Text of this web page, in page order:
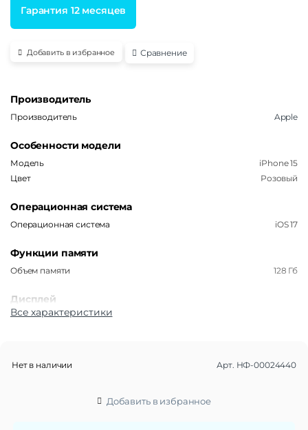
Гарантия 12 месяцев
Добавить в избранное Сравнение
Производитель
Производитель Apple
Особенности модели
Модель
iPhone 15
Цвет
Розовый
Операционная система
Операционная система iOS 17
Функции памяти
Объем памяти 128 Гб
Дисплей
Дисплей
Все характеристики
Нет в наличии Арт. НФ-00024440
Добавить в избранное